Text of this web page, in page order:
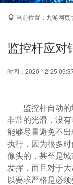
当前位置： 九游网页
监控杆应对
时间：2020-12-25
监控杆自动
非常的光滑，没
能够尽量避免不
执行，因为很多
像头的，甚至是
发挥，而且对于
以要求严格是必须